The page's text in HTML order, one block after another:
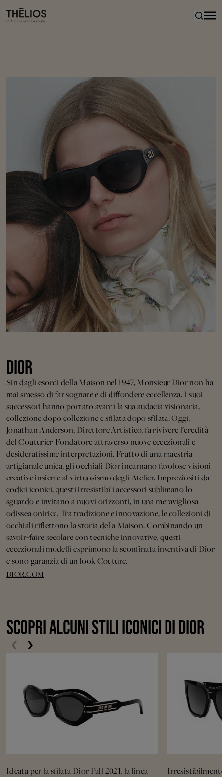
DIOR
Sin dagli esordi della Maison nel 1947, Monsieur Dior non ha
mai smesso di far sognare e di diffondere eccellenza. I suoi
successori hanno portato avanti la sua audacia visionaria,
collezione dopo collezione e sfilata dopo sfilata. Oggi,
Jonathan Anderson, Direttore Artistico, fa rivivere l'eredità
del Couturier-Fondatore attraverso nuove eccezionali e
desideratissime interpretazioni. Frutto di una maestria
artigianale unica, gli occhiali Dior incarnano favolose visioni
creative insieme al virtuosismo degli Atelier. Impreziositi da
codici iconici, questi irresistibili accessori sublimano lo
sguardo e invitano a nuovi orizzonti, in una meravigliosa
odissea onirica. Tra tradizione e innovazione, le collezioni di
occhiali riflettono la storia della Maison. Combinando un
savoir-faire secolare con tecniche innovative, questi
eccezionali modelli esprimono la sconfinata inventiva di Dior
e sono garanzia di un look Couture.
DIOR.COM
SCOPRI ALCUNI STILI ICONICI DI DIOR
Ideata per la sfilata Dior Fall 2021, la linea